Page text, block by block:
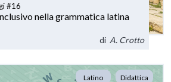
Insegnare Latino oggi #16
nella grammatica latina
di A. Crotto
Latino Didattica